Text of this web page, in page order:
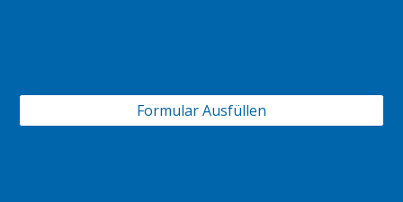
Formular Ausfüllen